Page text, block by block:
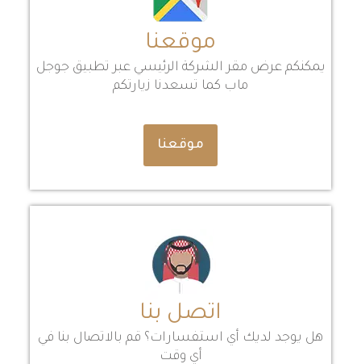
موقعنا
يمكنكم عرض مقر الشركة الرئيسي عبر تطبيق جوجل
ماب كما تسعدنا زيارتكم
موقعنا
اتصل بنا
هل يوجد لديك أي استفسارات؟ قم بالاتصال بنا في
أي وقت